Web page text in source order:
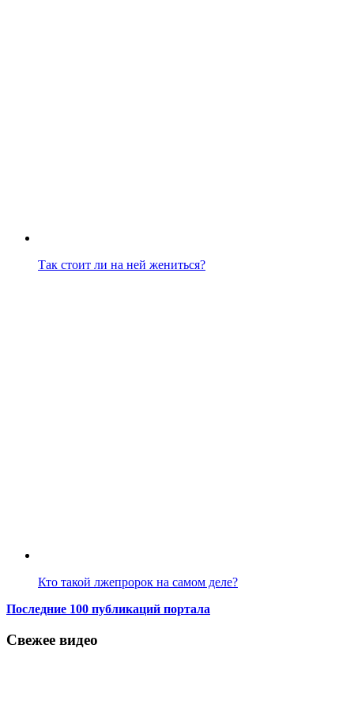
Так стоит ли на ней жениться?
Кто такой лжепророк на самом деле?
Последние 100 публикаций портала
Свежее видео